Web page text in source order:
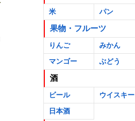
米 パン
果物・フルーツ
りんご みかん
マンゴー
ぶどう
酒
ビール ウイスキー
日本酒